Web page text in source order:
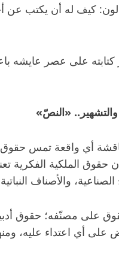
كيف له أن
كتابته على عصر عايشه
والتشهير.. «النصّ»
أي واقعة تمس حقوق
حقوق الملكية
الصناعية، والأصناف
على مصنّفه؛ حقوق
أي اعتداء عليه،